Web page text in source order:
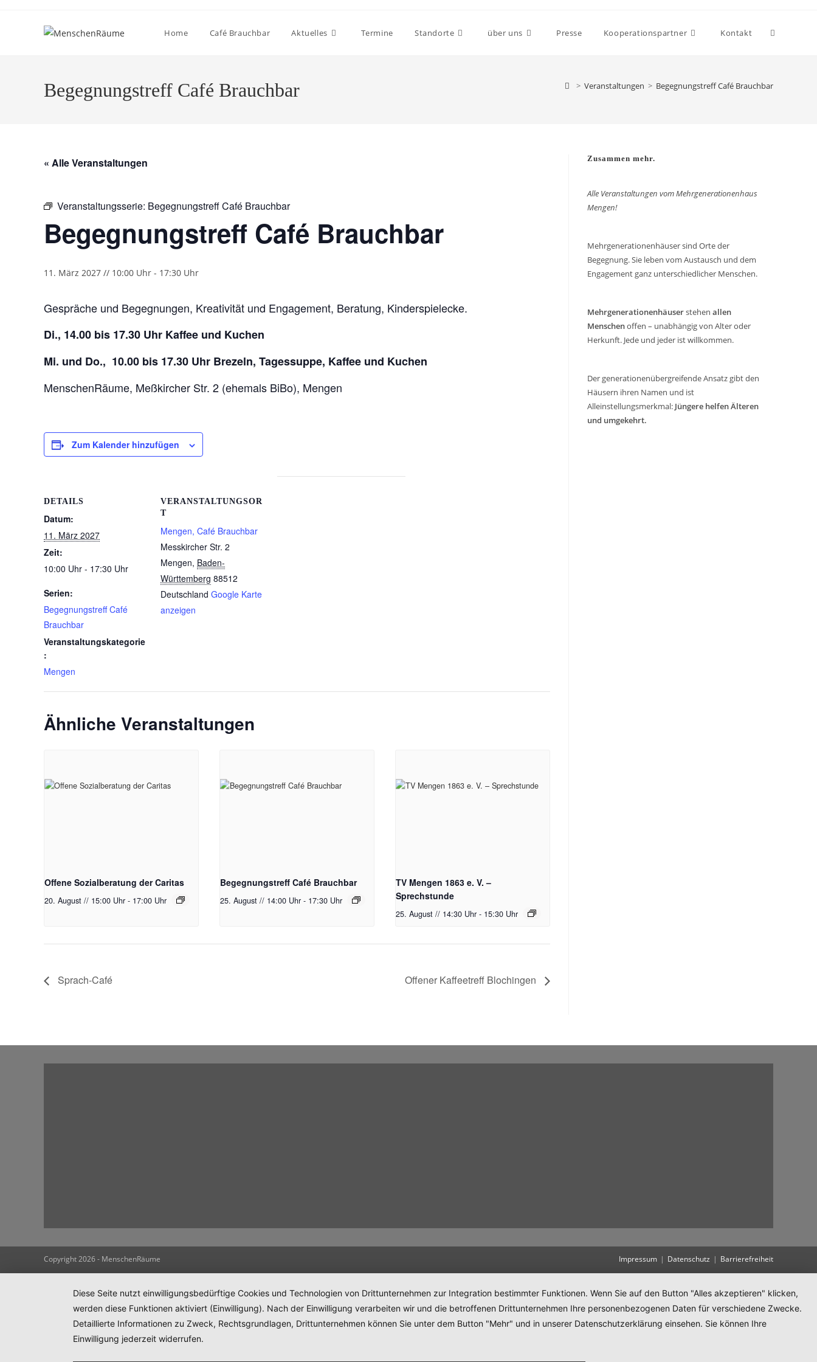
Home Café Brauchbar Aktuelles Termine Standorte über uns Presse Kooperationspartner Kontakt
Begegnungstreff Café Brauchbar > Veranstaltungen > Begegnungstreff Café Brauchbar
« Alle Veranstaltungen
Veranstaltungsserie: Begegnungstreff Café Brauchbar
Begegnungstreff Café Brauchbar
11. März 2027 // 10:00 Uhr - 17:30 Uhr
Gespräche und Begegnungen, Kreativität und Engagement, Beratung, Kinderspielecke.
Di., 14.00 bis 17.30 Uhr Kaffee und Kuchen
Mi. und Do., 10.00 bis 17.30 Uhr Brezeln, Tagessuppe, Kaffee und Kuchen
MenschenRäume, Meßkircher Str. 2 (ehemals BiBo), Mengen
Zum Kalender hinzufügen
DETAILS
Datum:
11. März 2027
Zeit:
10:00 Uhr - 17:30 Uhr
Serien:
Begegnungstreff Café
Brauchbar
Veranstaltungskategorie
:
Mengen
VERANSTALTUNGSOR
T
Mengen, Café Brauchbar
Messkircher Str. 2
Mengen, Baden-
Württemberg 88512
Deutschland Google Karte
anzeigen
Ähnliche Veranstaltungen
Offene Sozialberatung der Caritas
20. August // 15:00 Uhr - 17:00 Uhr
Begegnungstreff Café Brauchbar
25. August // 14:00 Uhr - 17:30 Uhr
TV Mengen 1863 e. V. –
Sprechstunde
25. August // 14:30 Uhr - 15:30 Uhr
Sprach-Café Offener Kaffeetreff Blochingen
Zusammen mehr.
Alle Veranstaltungen vom Mehrgenerationenhaus
Mengen!
Mehrgenerationenhäuser sind Orte der
Begegnung. Sie leben vom Austausch und dem
Engagement ganz unterschiedlicher Menschen.
Mehrgenerationenhäuserstehen allen
Menschenoffen – unabhängig von Alter oder
Herkunft. Jede und jeder ist willkommen.
Der generationenübergreifende Ansatz gibt den
Häusern ihren Namen und ist
Alleinstellungsmerkmal: Jüngere helfen Älteren
und umgekehrt.
Impressum Datenschutz Barrierefreiheit
Copyright 2026 - MenschenRäume
Diese Seite nutzt einwilligungsbedürftige Cookies und Technologien von Drittunternehmen zur Integration bestimmter Funktionen. Wenn Sie auf den Button "Alles akzeptieren" klicken,
werden diese Funktionen aktiviert (Einwilligung). Nach der Einwilligung verarbeiten wir und die betroffenen Drittunternehmen Ihre personenbezogenen Daten für verschiedene Zwecke.
Detaillierte Informationen zu Zweck, Rechtsgrundlagen, Drittunternehmen können Sie unter dem Button "Mehr" und in unserer Datenschutzerklärung einsehen. Sie können Ihre
Einwilligung jederzeit widerrufen.